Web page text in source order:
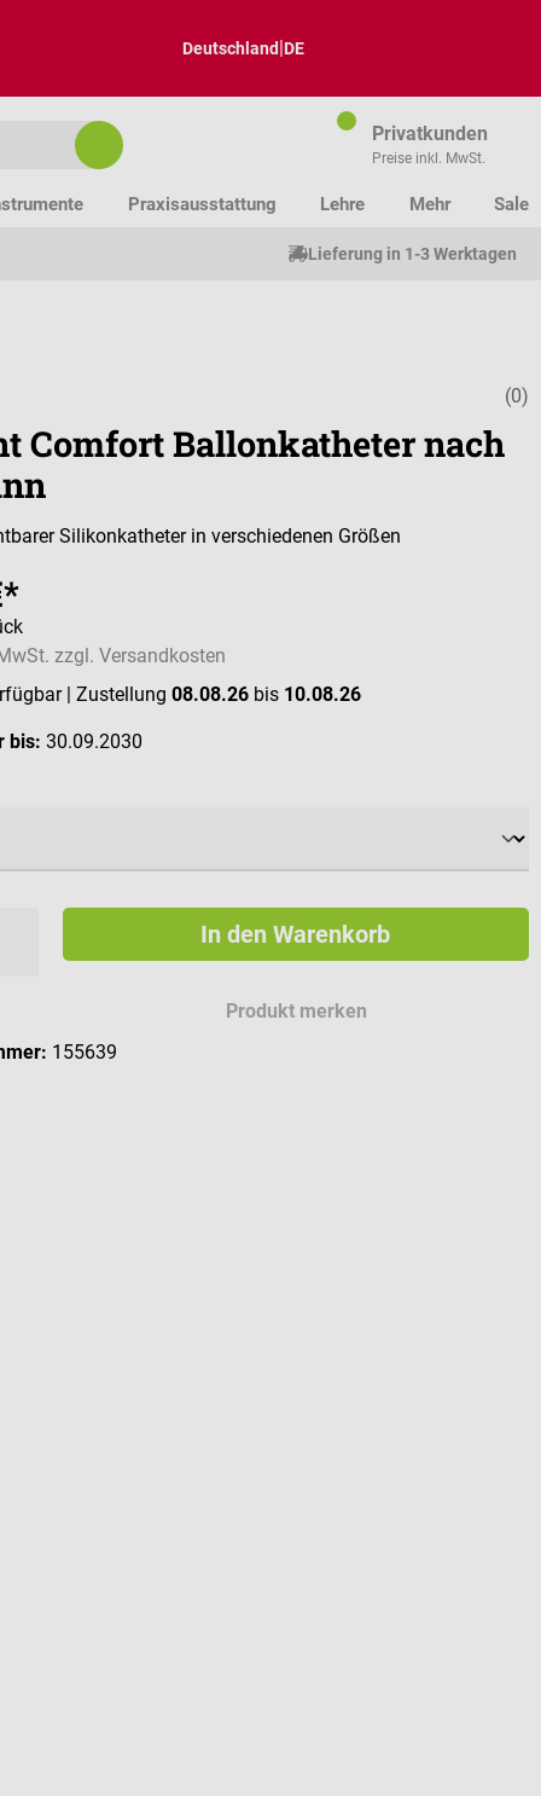
Deutschland|DE
Privatkunden
Preise inkl. MwSt.
Praxisausstattung Lehre Mehr Sale
Lieferung in 1-3 Werktagen
(0)
Comfort Ballonkatheter nach
Silikonkatheter in verschiedenen Größen
zzgl. Versandkosten
| Zustellung08.08.26 bis 10.08.26
bis: 30.09.2030
In den Warenkorb
Produkt merken
155639